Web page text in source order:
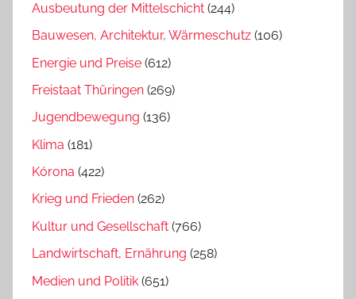
Ausbeutung der Mittelschicht (244)
Bauwesen, Architektur, Wärmeschutz (106)
Energie und Preise (612)
Freistaat Thüringen (269)
Jugendbewegung (136)
Klima (181)
Kórona (422)
Krieg und Frieden (262)
Kultur und Gesellschaft (766)
Landwirtschaft, Ernährung (258)
Medien und Politik (651)